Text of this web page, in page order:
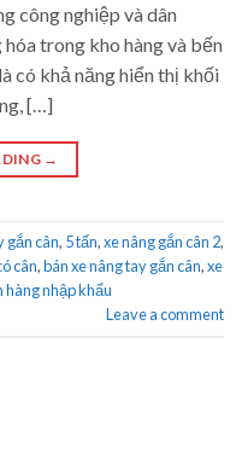
công nghiệp và dân
hóa trong kho hàng và bến
có khả năng hiển thị khối
[…]
→
gắn cân, 5 tấn,xe nâng gắn cân 2,
cân,bán xe nâng tay gắn cân,xe
hàng nhập khẩu
Leave a comment